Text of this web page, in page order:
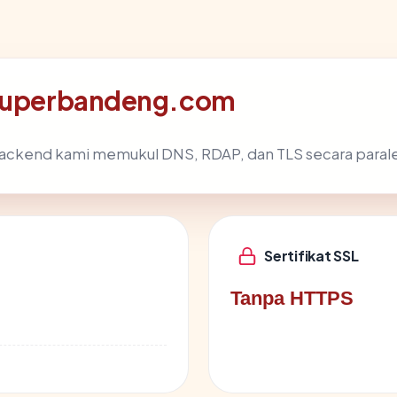
kami memukul DNS, RDAP, dan TLS secara
Sertifikat SSL
Tanpa HTTPS